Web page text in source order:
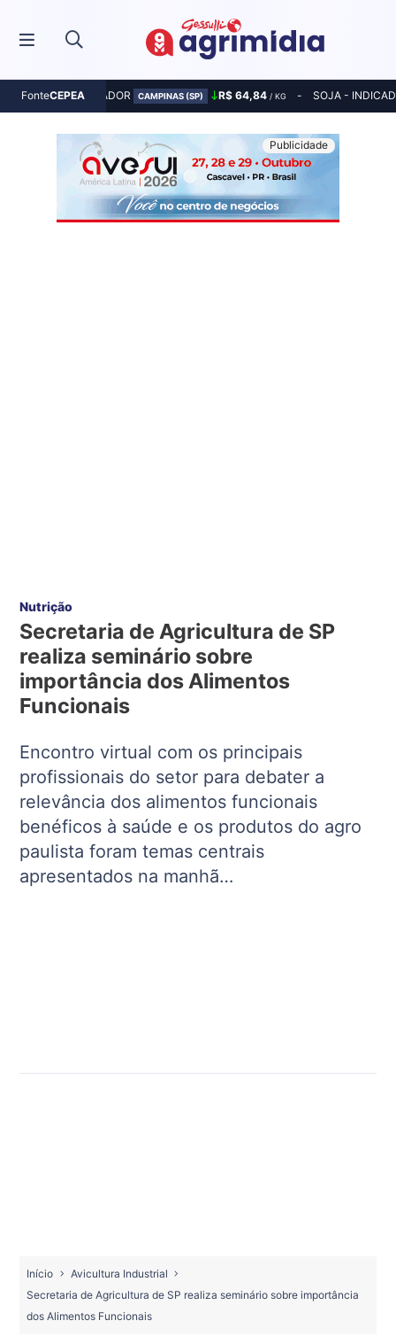
FonteCEPEA
MILHO - INDICADOR CAMPINAS (SP) R$ 64,84 / KG SOJA -
Nutrição
Secretaria de Agricultura de SP
realiza seminário sobre
importância dos Alimentos
Funcionais
Encontro virtual com os principais
profissionais do setor para debater a
relevância dos alimentos funcionais
benéficos à saúde e os produtos do agro
paulista foram temas centrais
apresentados na manhã…
Início
Avicultura Industrial
Secretaria de Agricultura de SP realiza seminário sobre importância
dos Alimentos Funcionais